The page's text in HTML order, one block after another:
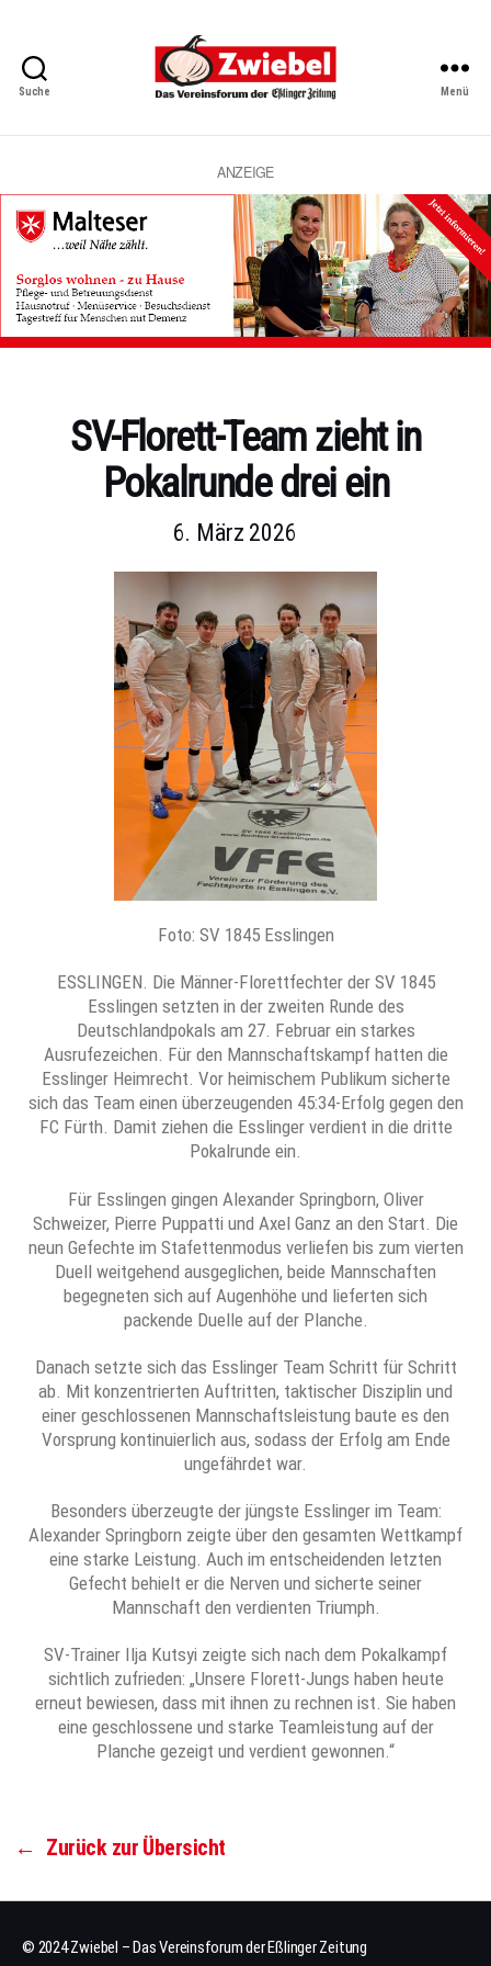
Suche
Vereinsforum
Eßlinger
Zeitung
Menü
ANZEIGE
KategorienSV-Florett-Team zieht in
Pokalrunde drei ein
6. März 2026
Foto: SV 1845 Esslingen
ESSLINGEN. Die Männer-Florettfechter der SV 1845
Esslingen setzten in der zweiten Runde des
Deutschlandpokals am 27. Februar ein starkes
Ausrufezeichen. Für den Mannschaftskampf hatten die
Esslinger Heimrecht. Vor heimischem Publikum sicherte
sich das Team einen überzeugenden 45:34-Erfolg gegen den
FC Fürth. Damit ziehen die Esslinger verdient in die dritte
Pokalrunde ein.
Für Esslingen gingen Alexander Springborn, Oliver
Schweizer, Pierre Puppatti und Axel Ganz an den Start. Die
neun Gefechte im Stafettenmodus verliefen bis zum vierten
Duell weitgehend ausgeglichen, beide Mannschaften
begegneten sich auf Augenhöhe und lieferten sich
packende Duelle auf der Planche.
Danach setzte sich das Esslinger Team Schritt für Schritt
ab. Mit konzentrierten Auftritten, taktischer Disziplin und
einer geschlossenen Mannschaftsleistung baute es den
Vorsprung kontinuierlich aus, sodass der Erfolg am Ende
ungefährdet war.
Besonders überzeugte der jüngste Esslinger im Team:
Alexander Springborn zeigte über den gesamten Wettkampf
eine starke Leistung. Auch im entscheidenden letzten
Gefecht behielt er die Nerven und sicherte seiner
Mannschaft den verdienten Triumph.
SV-Trainer Ilja Kutsyi zeigte sich nach dem Pokalkampf
sichtlich zufrieden: „Unsere Florett-Jungs haben heute
erneut bewiesen, dass mit ihnen zu rechnen ist. Sie haben
eine geschlossene und starke Teamleistung auf der
Planche gezeigt und verdient gewonnen.“
← Zurück zur Übersicht
© 2024 Zwiebel – Das Vereinsforum der Eßlinger Zeitung